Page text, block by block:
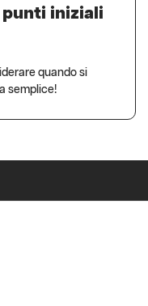
punti iniziali
quando si
semplice!